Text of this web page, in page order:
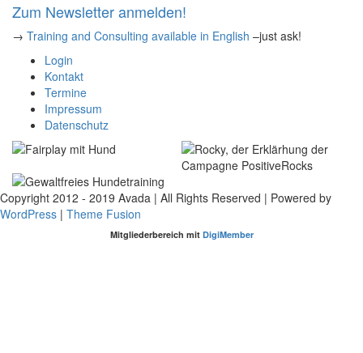
Zum Newsletter anmelden!
→ Training and Consulting available in English –just ask!
Login
Kontakt
Termine
Impressum
Datenschutz
Copyright 2012 - 2019 Avada | All Rights Reserved | Powered by
WordPress | Theme Fusion
Mitgliederbereich mit DigiMember